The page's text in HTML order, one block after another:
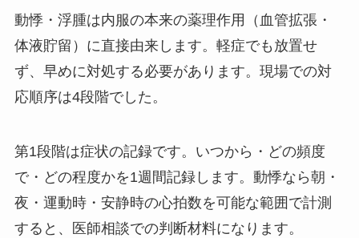
動悸・浮腫は内服の本来の薬理作用（血管拡張・
体液貯留）に直接由来します。軽症でも放置せ
ず、早めに対処する必要があります。現場での対
応順序は4段階でした。
第1段階は症状の記録です。いつから・どの頻度
で・どの程度かを1週間記録します。動悸なら朝・
夜・運動時・安静時の心拍数を可能な範囲で計測
すると、医師相談での判断材料になります。